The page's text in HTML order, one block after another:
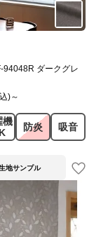
94048R ダークグレ
)～
機
防炎 吸音
地サンプル